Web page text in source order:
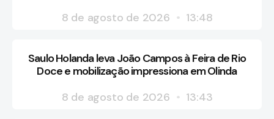
8 de agosto de 2026
13:48
Saulo Holanda leva João Campos à Feira de Rio
Doce e mobilização impressiona em Olinda
8 de agosto de 2026
13:43